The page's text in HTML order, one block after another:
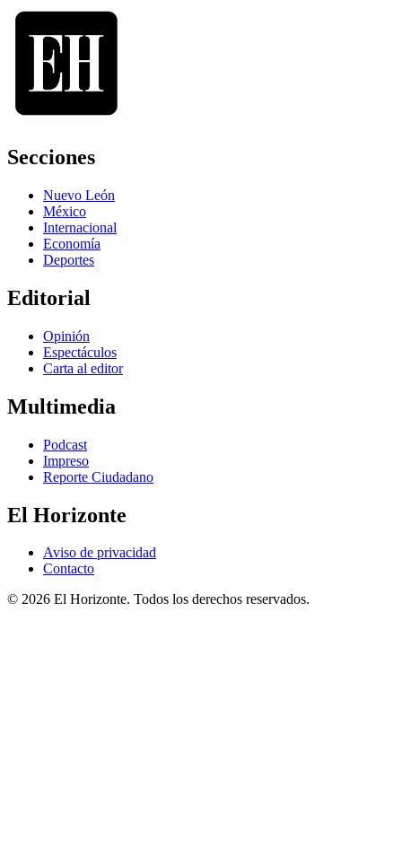
Secciones
Nuevo León
México
Internacional
Economía
Deportes
Editorial
Opinión
Espectáculos
Carta al editor
Multimedia
Podcast
Impreso
Reporte Ciudadano
El Horizonte
Aviso de privacidad
Contacto
© 2026 El Horizonte. Todos los derechos reservados.